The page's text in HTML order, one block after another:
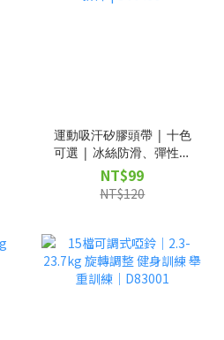
運動吸汗矽膠頭帶 | 十色
可選 | 冰絲防滑、彈性服
貼、超排汗 | D00459
NT$99
NT$120